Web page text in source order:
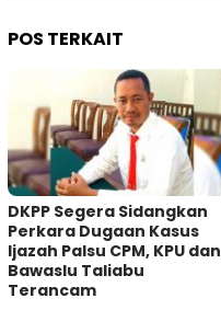
POS TERKAIT
DKPP Segera Sidangkan
Perkara Dugaan Kasus
Ijazah Palsu CPM, KPU dan
Bawaslu Taliabu
Terancam